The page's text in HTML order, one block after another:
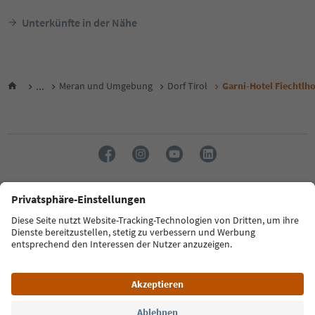
Unterkünfte in der Nähe
... Meran und Umgebung Dorf Tirol Garni-Hotel
Sprache: Deutsch
FAQ Kontakt Presse MICE Datenschutzerklärung
Zugänglichkeitserklärung